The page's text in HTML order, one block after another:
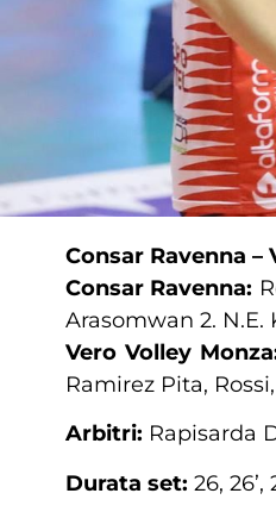
Consar Ravenna –
Consar Ravenna:
Arasomwan 2. N.E.
Vero Volley
Ramirez Pita,
Arbitri: Rapisarda
Durata set: 26, 26’,